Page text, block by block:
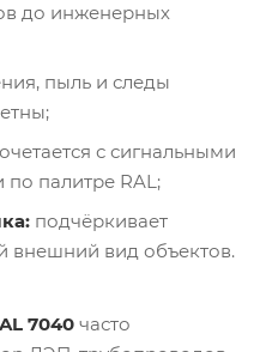
до инженерных
пыль и следы
с сигнальными
палитре RAL;
подчёркивает
внешний вид объектов.
7040 часто